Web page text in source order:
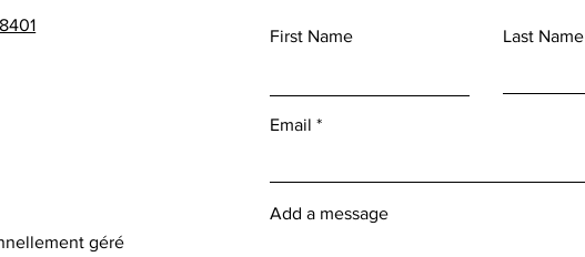
géré
First Name Last Name
Email
Add a message